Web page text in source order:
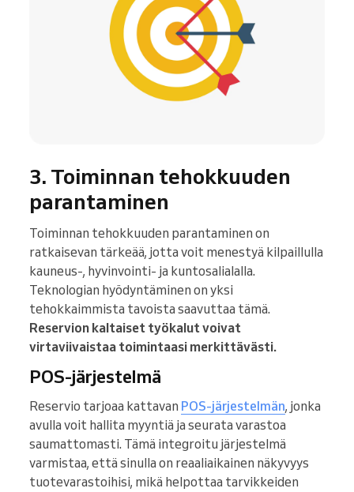
3. Toiminnan tehokkuuden
parantaminen
Toiminnan tehokkuuden parantaminen on
ratkaisevan tärkeää, jotta voit menestyä kilpaillulla
kauneus-, hyvinvointi- ja kuntosalialalla.
Teknologian hyödyntäminen on yksi
tehokkaimmista tavoista saavuttaa tämä.
Reservion kaltaiset työkalut voivat
virtaviivaistaa toimintaasi merkittävästi.
POS-järjestelmä
Reservio tarjoaa kattavan POS-järjestelmän, jonka
avulla voit hallita myyntiä ja seurata varastoa
saumattomasti. Tämä integroitu järjestelmä
varmistaa, että sinulla on reaaliaikainen näkyvyys
tuotevarastoihisi, mikä helpottaa tarvikkeiden